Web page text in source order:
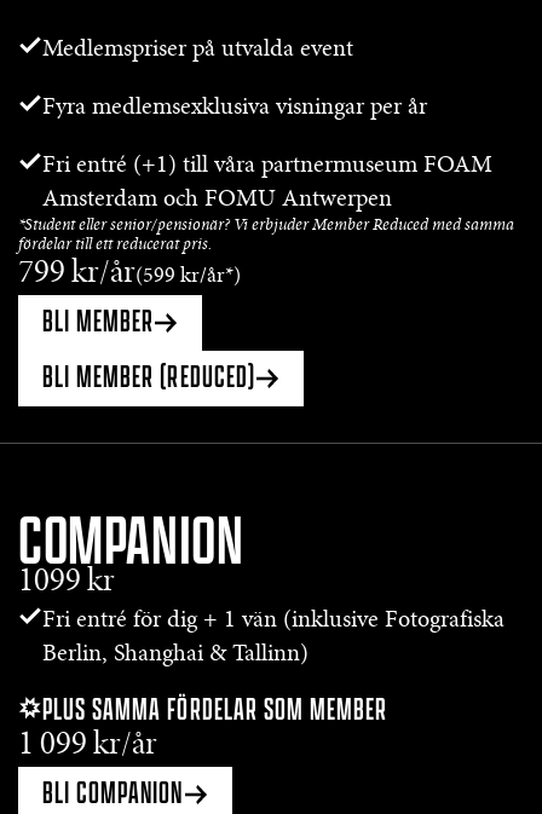
Medlemspriser på utvalda event
Fyra medlemsexklusiva visningar per år
Fri entré (+1) till våra partnermuseum FOAM
Amsterdam och FOMU Antwerpen
*Student eller senior/pensionär? Vi erbjuder Member Reduced med samma
fördelar till ett reducerat pris.
799 kr/år(599 kr/år*)
BLI MEMBER
BLI MEMBER (REDUCED)
COMPANION
1099 kr
Fri entré för dig + 1 vän (inklusive Fotografiska
Berlin, Shanghai & Tallinn)
PLUS SAMMA FÖRDELAR SOM MEMBER
1 099 kr/år
BLI COMPANION